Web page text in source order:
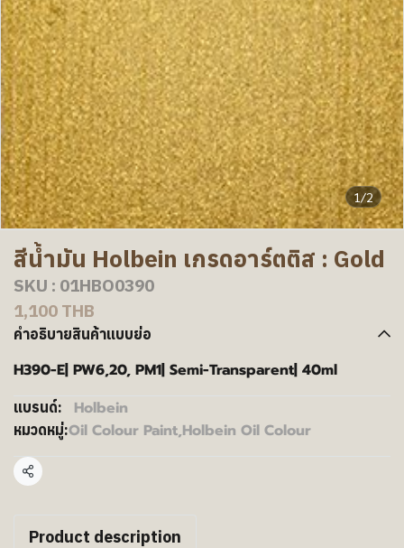
1/2
สีน้ำมัน Holbein เกรดอาร์ตติส : Gold
SKU : 01HBO0390
1,100 THB
คำอธิบายสินค้าแบบย่อ
H390-E| PW6,20, PM1| Semi-Transparent| 40ml
แบรนด์: Holbein
หมวดหมู่:Oil Colour Paint,Holbein Oil Colour
แชร์
Product description